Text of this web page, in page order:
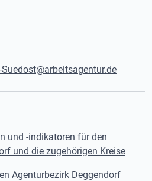
und -indikatoren für den
und die zugehörigen Kreise
Agenturbezirk Deggendorf